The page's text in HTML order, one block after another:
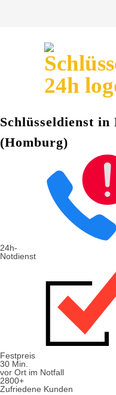
Schlüsseldienst
(Homburg)
24h-
Notdienst
Festpreis
30 Min.
vor Ort im Notfall
2800+
Zufriedene Kunden